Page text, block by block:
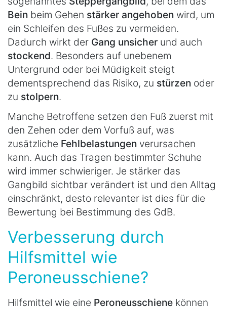
Bein beim Gehen stärker angehoben wird, um
ein Schleifen des Fußes zu vermeiden.
Dadurch wirkt der Gang unsicher und auch
stockend. Besonders auf unebenem
Untergrund oder bei Müdigkeit steigt
dementsprechend das Risiko, zu stürzen oder
zu stolpern.
Manche Betroffene setzen den Fuß zuerst mit
den Zehen oder dem Vorfuß auf, was
zusätzliche Fehlbelastungen verursachen
kann. Auch das Tragen bestimmter Schuhe
wird immer schwieriger. Je stärker das
Gangbild sichtbar verändert ist und den Alltag
einschränkt, desto relevanter ist dies für die
Bewertung bei Bestimmung des GdB.
Verbesserung durch
Hilfsmittel wie
Peroneusschiene?
Hilfsmittel wie eine Peroneusschiene können